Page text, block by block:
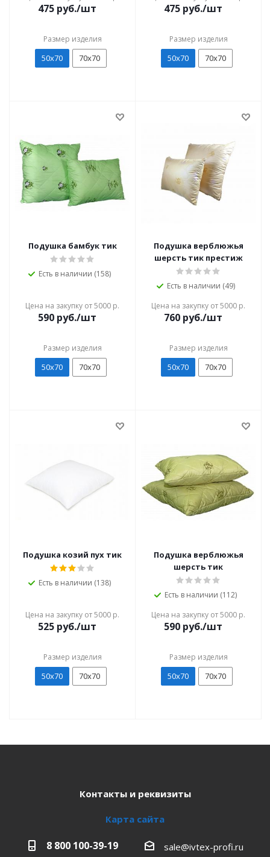
475 руб./шт
Размер изделия
50х70 70х70
475 руб./шт
Размер изделия
50х70 70х70
Подушка бамбук тик
Есть в наличии (158)
Цена на закупку от 5000 р.
590 руб./шт
Размер изделия
50х70 70х70
Подушка верблюжья
шерсть тик престиж
Есть в наличии (49)
Цена на закупку от 5000 р.
760 руб./шт
Размер изделия
50х70 70х70
Подушка козий пух тик
Есть в наличии (138)
Цена на закупку от 5000 р.
525 руб./шт
Размер изделия
50х70 70х70
Подушка верблюжья
шерсть тик
Есть в наличии (112)
Цена на закупку от 5000 р.
590 руб./шт
Размер изделия
50х70 70х70
Контакты и реквизиты
Карта сайта
8 800 100-39-19 sale@ivtex-profi.ru